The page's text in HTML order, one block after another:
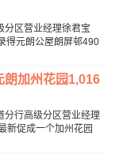
分区营业经理徐君宝
得元朗公屋朗屏邨490
朗加州花园1,016
分行高级分区营业经理
新促成一个加州花园